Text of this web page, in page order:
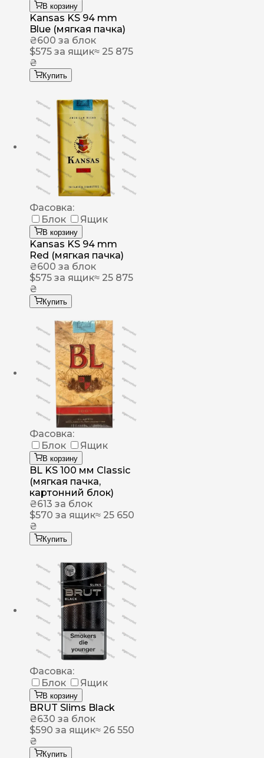
В корзину
Kansas KS 94 mm
Blue (мягкая пачка)
₴600 за блок
$575 за ящик≈ 25 875
₴
Купить
Фасовка:
Блок
Ящик
В корзину
Kansas KS 94 mm
Red (мягкая пачка)
₴600 за блок
$575 за ящик≈ 25 875
₴
Купить
Фасовка:
Блок
Ящик
В корзину
BL KS 100 мм Classic
(мягкая пачка,
картонний блок)
₴613 за блок
$570 за ящик≈ 25 650
₴
Купить
Фасовка:
Блок
Ящик
В корзину
BRUT Slims Black
₴630 за блок
$590 за ящик≈ 26 550
₴
Купить